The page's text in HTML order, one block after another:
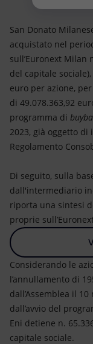
Modello
Energia
Innovazione
Scenari
Attività nel
San Donato
acquistato nel
sull’Euronext Milan
del capitale
euro per azione,
di 49.078.363,92
programma di
2023, già oggetto di
Regolamento
Di seguito, sulla
dall'intermediario
riporta una sintesi
proprie
Considerando le
l’annullamento di
dall’Assemblea il
dall’avvio del
Eni detiene n.
capitale sociale.